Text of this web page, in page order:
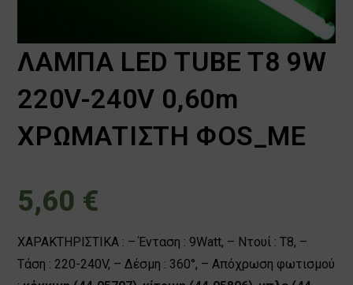
ΛΑΜΠΑ LED TUBE T8 9W
220V-240V 0,60m
ΧΡΩΜΑΤΙΣΤΗ ΦOS_ME
5,60 €
ΧΑΡΑΚΤΗΡΙΣΤΙΚΑ : – Ένταση : 9Watt, – Ντουί : Τ8, –
Τάση : 220-240V, – Δέσμη : 360°, – Aπόχρωση φωτισμού